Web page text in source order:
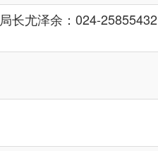
局长尤泽余：024-25855432